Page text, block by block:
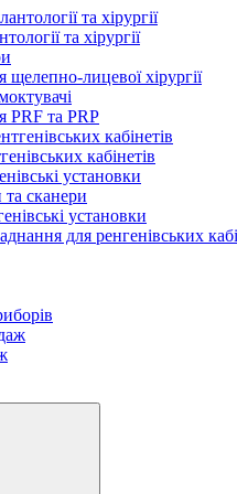
та хірургії
лицевої хірургії
PRF та PRP
кабінетів
установки
та сканери
установки
для ренгенівських